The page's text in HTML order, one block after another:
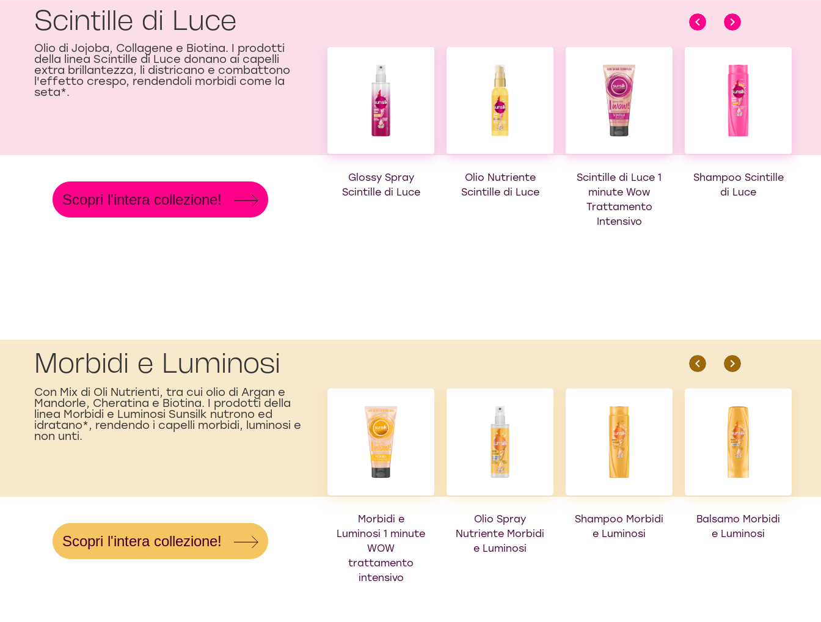
Scopri l'intera collezione!
Olio di Jojoba, Collagene e Biotina. I prodotti
della linea Scintille di Luce donano ai capelli
extra brillantezza, li districano e combattono
l'effetto crespo, rendendoli morbidi come la
seta*.
Scintille di Luce
Glossy Spray
Scintille di Luce
Olio Nutriente
Scintille di Luce
Scintille di Luce 1
minute Wow
Trattamento
Intensivo
Shampoo Scintille
di Luce
Scopri l'intera collezione!
Con Mix di Oli Nutrienti, tra cui olio di Argan e
Mandorle, Cheratina e Biotina. I prodotti della
linea Morbidi e Luminosi Sunsilk nutrono ed
idratano*, rendendo i capelli morbidi, luminosi e
non unti.
Morbidi e Luminosi
Morbidi e
Luminosi 1 minute
WOW
trattamento
intensivo
Olio Spray
Nutriente Morbidi
e Luminosi
Shampoo Morbidi
e Luminosi
Balsamo Morbidi
e Luminosi